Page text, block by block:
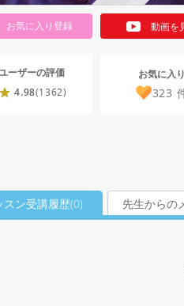
お気に入り登録 動画を
ーザーの評価
4.98(1362)
お気に入り
323
スン受講履歴(0) 先生からの